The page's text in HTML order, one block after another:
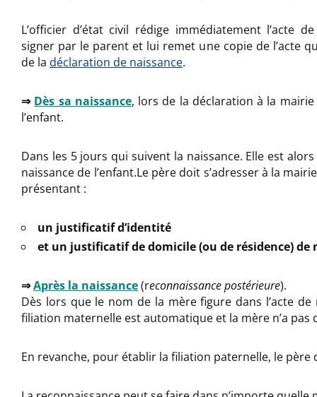
L’officier d’état civil rédige immédiatement l’acte
signer par le parent et lui remet une copie de l’acte
de la déclaration de naissance.
⇒ Dès sa naissance, lors de la déclaration à la
l’enfant.
Dans les 5 jours qui suivent la naissance. Elle est
naissance de l’enfant.Le père doit s’adresser à la
présentant :
un justificatif d’identité
et un justificatif de domicile (ou de résidence) de
⇒Après la naissance(reconnaissance postérieure).
Dès lors que le nom de la mère figure dans l’acte de
filiation maternelle est automatique et la mère n’a pas
En revanche, pour établir la filiation paternelle, le père